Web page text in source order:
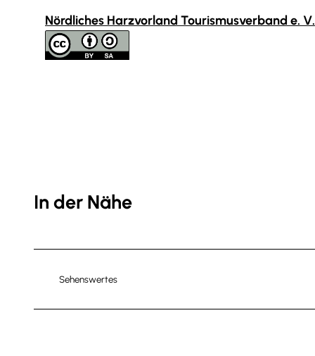
Nördliches Harzvorland Tourismusverband e. V.
In der Nähe
Sehenswertes